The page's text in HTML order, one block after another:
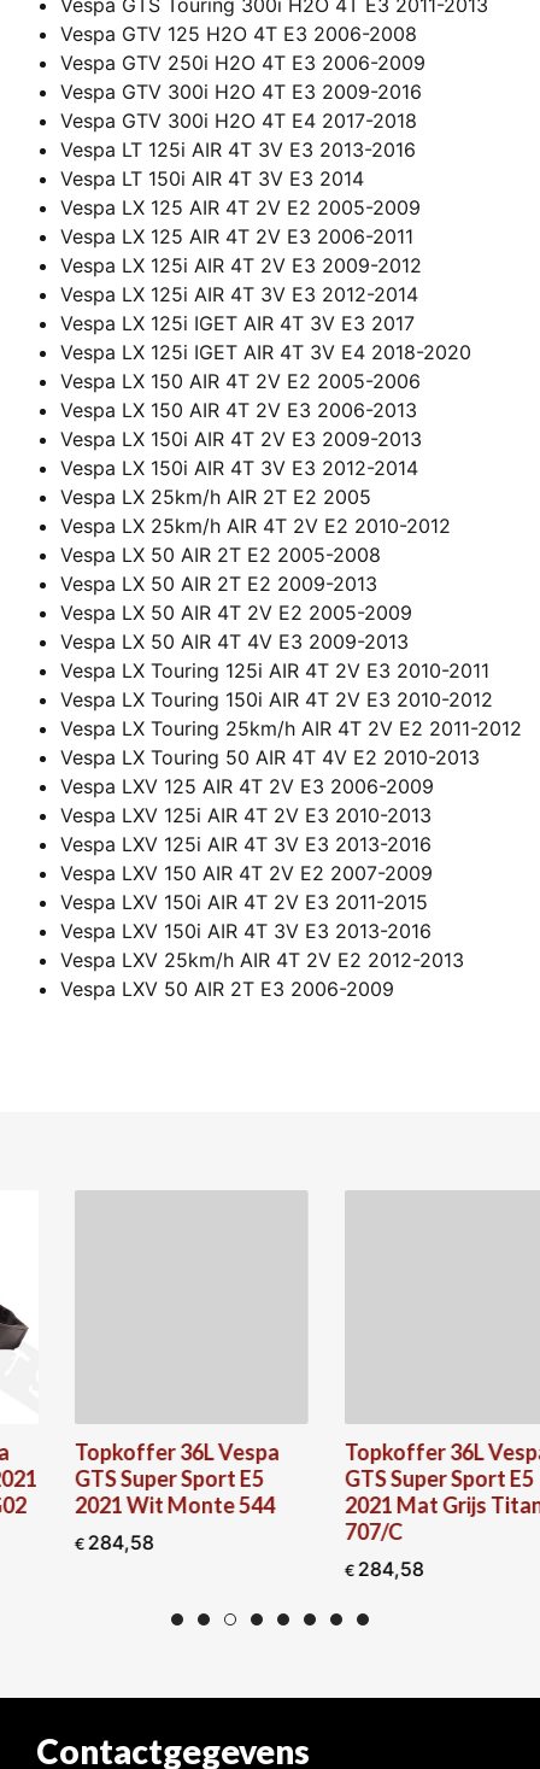
Vespa GTS Touring 300i H2O 4T E3 2011-2013
Vespa GTV 125 H2O 4T E3 2006-2008
Vespa GTV 250i H2O 4T E3 2006-2009
Vespa GTV 300i H2O 4T E3 2009-2016
Vespa GTV 300i H2O 4T E4 2017-2018
Vespa LT 125i AIR 4T 3V E3 2013-2016
Vespa LT 150i AIR 4T 3V E3 2014
Vespa LX 125 AIR 4T 2V E2 2005-2009
Vespa LX 125 AIR 4T 2V E3 2006-2011
Vespa LX 125i AIR 4T 2V E3 2009-2012
Vespa LX 125i AIR 4T 3V E3 2012-2014
Vespa LX 125i IGET AIR 4T 3V E3 2017
Vespa LX 125i IGET AIR 4T 3V E4 2018-2020
Vespa LX 150 AIR 4T 2V E2 2005-2006
Vespa LX 150 AIR 4T 2V E3 2006-2013
Vespa LX 150i AIR 4T 2V E3 2009-2013
Vespa LX 150i AIR 4T 3V E3 2012-2014
Vespa LX 25km/h AIR 2T E2 2005
Vespa LX 25km/h AIR 4T 2V E2 2010-2012
Vespa LX 50 AIR 2T E2 2005-2008
Vespa LX 50 AIR 2T E2 2009-2013
Vespa LX 50 AIR 4T 2V E2 2005-2009
Vespa LX 50 AIR 4T 4V E3 2009-2013
Vespa LX Touring 125i AIR 4T 2V E3 2010-2011
Vespa LX Touring 150i AIR 4T 2V E3 2010-2012
Vespa LX Touring 25km/h AIR 4T 2V E2 2011-2012
Vespa LX Touring 50 AIR 4T 4V E2 2010-2013
Vespa LXV 125 AIR 4T 2V E3 2006-2009
Vespa LXV 125i AIR 4T 2V E3 2010-2013
Vespa LXV 125i AIR 4T 3V E3 2013-2016
Vespa LXV 150 AIR 4T 2V E2 2007-2009
Vespa LXV 150i AIR 4T 2V E3 2011-2015
Vespa LXV 150i AIR 4T 3V E3 2013-2016
Vespa LXV 25km/h AIR 4T 2V E2 2012-2013
Vespa LXV 50 AIR 2T E3 2006-2009
Topkoffer 36L Vespa
GTS Super Sport E5
2021 Wit Monte 544
284,58
Topkoffer 36L Vespa
GTS Super Sport E5
2021 Mat Grijs Titanio
707/C
284,58
Contactgegevens